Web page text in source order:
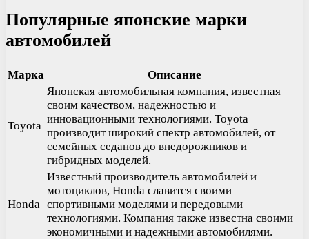
Популярные японские марки
автомобилей
Марка Описание
Toyota
Японская автомобильная компания, известная
своим качеством, надежностью и
инновационными технологиями. Toyota
производит широкий спектр автомобилей, от
семейных седанов до внедорожников и
гибридных моделей.
Honda
Известный производитель автомобилей и
мотоциклов, Honda славится своими
спортивными моделями и передовыми
технологиями. Компания также известна своими
экономичными и надежными автомобилями.